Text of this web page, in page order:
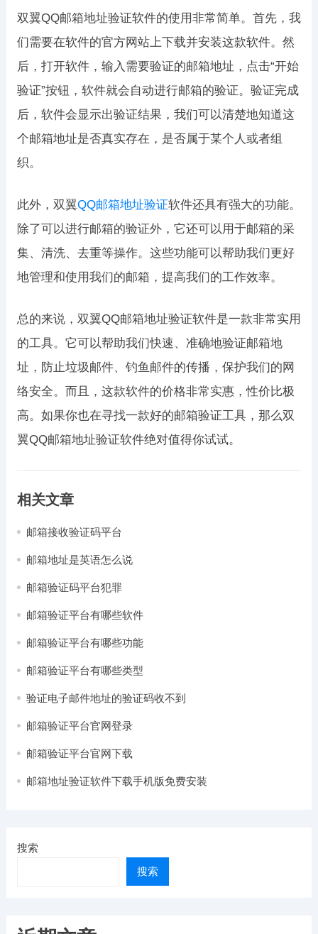
双翼QQ邮箱地址验证软件的使用非常简单。首先，我
们需要在软件的官方网站上下载并安装这款软件。然
后，打开软件，输入需要验证的邮箱地址，点击“开始
验证”按钮，软件就会自动进行邮箱的验证。验证完成
后，软件会显示出验证结果，我们可以清楚地知道这
个邮箱地址是否真实存在，是否属于某个人或者组
织。
此外，双翼QQ邮箱地址验证软件还具有强大的功能。
除了可以进行邮箱的验证外，它还可以用于邮箱的采
集、清洗、去重等操作。这些功能可以帮助我们更好
地管理和使用我们的邮箱，提高我们的工作效率。
总的来说，双翼QQ邮箱地址验证软件是一款非常实用
的工具。它可以帮助我们快速、准确地验证邮箱地
址，防止垃圾邮件、钓鱼邮件的传播，保护我们的网
络安全。而且，这款软件的价格非常实惠，性价比极
高。如果你也在寻找一款好的邮箱验证工具，那么双
翼QQ邮箱地址验证软件绝对值得你试试。
相关文章
邮箱接收验证码平台
邮箱地址是英语怎么说
邮箱验证码平台犯罪
邮箱验证平台有哪些软件
邮箱验证平台有哪些功能
邮箱验证平台有哪些类型
验证电子邮件地址的验证码收不到
邮箱验证平台官网登录
邮箱验证平台官网下载
邮箱地址验证软件下载手机版免费安装
搜索
搜索